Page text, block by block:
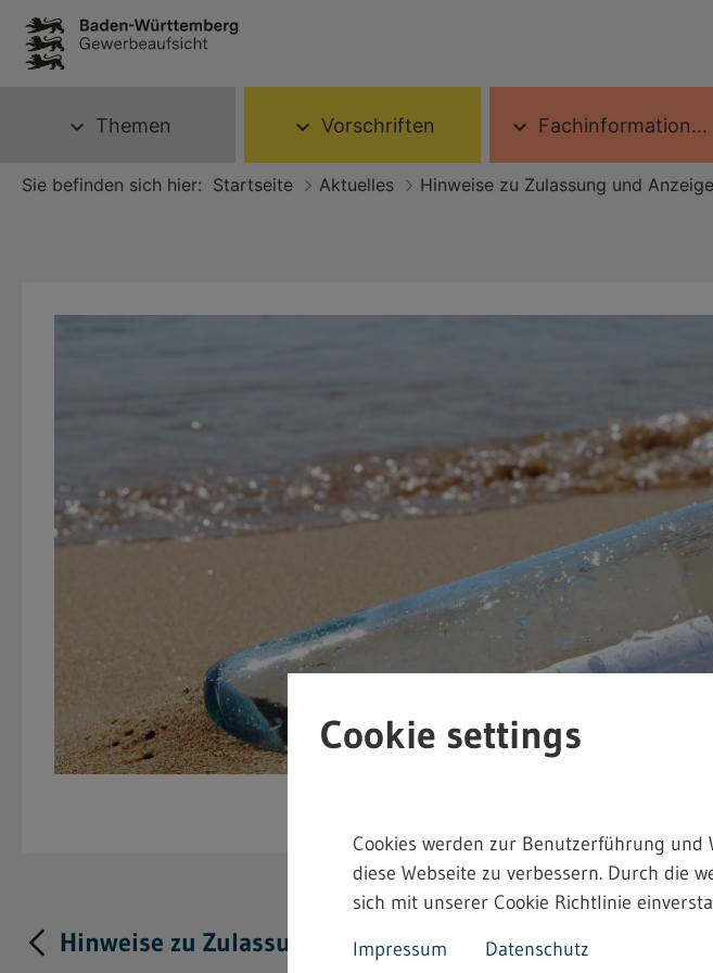
expand_more Themen expand_more Vorschriften expand_more Fachinformationen
Sie befinden sich hier: Startseite Aktuelles Hinweise zu Zulassung und
Hinweise zu Zulassung und Anzeige sowie
Cookie settings
Cookies werden zur Benutzerführung und
diese Webseite zu verbessern. Durch die
sich mit unserer Cookie Richtlinie
Impressum
Datenschutz